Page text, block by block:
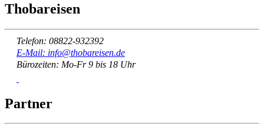
Thobareisen
Telefon: 08822-932392
E-Mail: info@thobareisen.de
Bürozeiten: Mo-Fr 9 bis 18 Uhr
Partner